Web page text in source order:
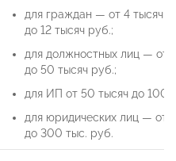
для граждан — от 4 тысяч
до 12 тысяч руб.;
для должностных лиц — от
до 50 тысяч руб.;
для ИП от 50 тысяч до 100
для юридических лиц — от
до 300 тыс. руб.